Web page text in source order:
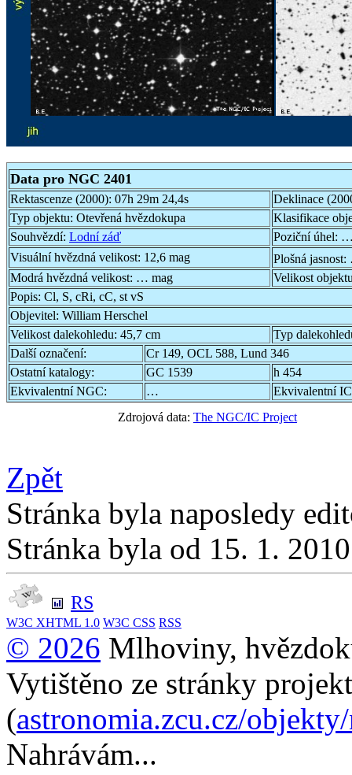
Data pro NGC 2401
Rektascenze (2000): 07h 29m 24,4s
Deklinace
Typ objektu: Otevřená hvězdokupa
Klasifikace
Souhvězdí: Lodní záď Poziční úhel: …
Visuální hvězdná velikost: 12,6 mag Plošná jasnost:
Modrá hvězdná velikost: … mag
Velikost
Popis: Cl, S, cRi, cC, st vS
Objevitel: William Herschel
Velikost dalekohledu: 45,7 cm
Typ
Další označení:
Cr 149, OCL 588, Lund 346
Ostatní katalogy:
GC 1539
h 454
Ekvivalentní NGC:
…
Ekvivalentní
Zdrojová data: The NGC/IC Project
Zpět
Stránka byla naposledy
Stránka byla od 15. 1.
RS
W3C XHTML 1.0 W3C CSS RSS
© 2026 Mlhoviny,
Vytištěno ze stránky
(astronomia.zcu.cz/
Nahrávám...